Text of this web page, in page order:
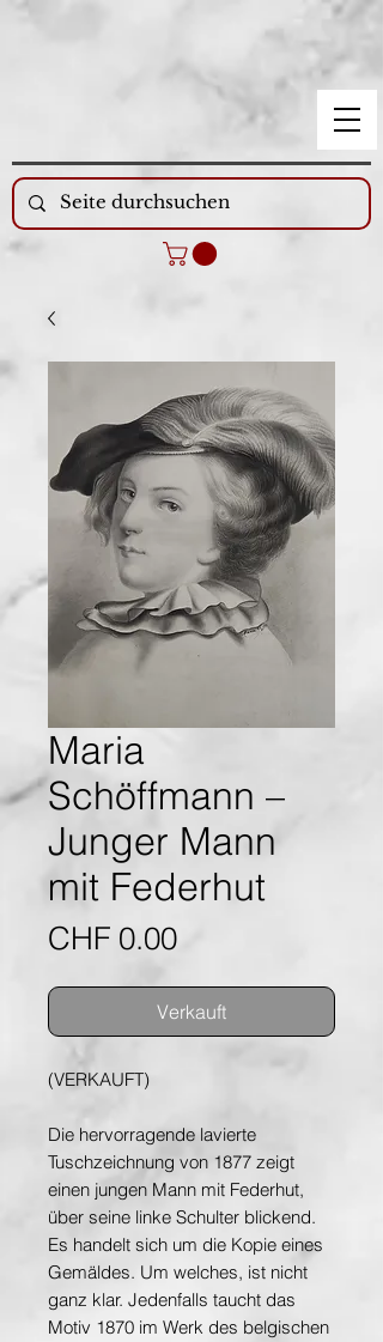
Maria
Schöffmann –
Junger Mann
mit Federhut
CHF 0.00Preis
Verkauft
(VERKAUFT)
Die hervorragende lavierte
Tuschzeichnung von 1877 zeigt
einen jungen Mann mit Federhut,
über seine linke Schulter blickend.
Es handelt sich um die Kopie eines
Gemäldes. Um welches, ist nicht
ganz klar. Jedenfalls taucht das
Motiv 1870 im Werk des belgischen